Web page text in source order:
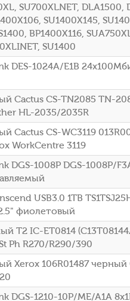
SU700XLNET, DLA1500,
SU1400X145,
BP1400X116,
SU1400
DES-1024A/E1B
Cactus CS-TN2085 TN-
HL-2035/2035R
Cactus CS-WC3119
WorkCentre 3119
DGS-1008P DGS-1008P/
USB3.0 1TB
фиолетовый
T2 IC-ET0814
Ph R270/R290/390
Xerox 106R01487 черный
DGS-1210-10P/ME/A1A